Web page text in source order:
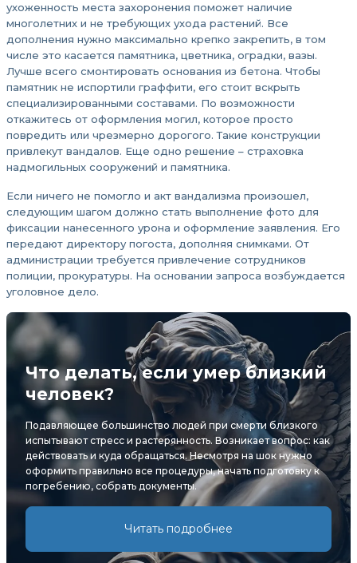
ухоженность места захоронения поможет наличие
многолетних и не требующих ухода растений. Все
дополнения нужно максимально крепко закрепить, в том
числе это касается памятника, цветника, оградки, вазы.
Лучше всего смонтировать основания из бетона. Чтобы
памятник не испортили граффити, его стоит вскрыть
специализированными составами. По возможности
откажитесь от оформления могил, которое просто
повредить или чрезмерно дорогого. Такие конструкции
привлекут вандалов. Еще одно решение – страховка
надмогильных сооружений и памятника.
Если ничего не помогло и акт вандализма произошел,
следующим шагом должно стать выполнение фото для
фиксации нанесенного урона и оформление заявления. Его
передают директору погоста, дополняя снимками. От
администрации требуется привлечение сотрудников
полиции, прокуратуры. На основании запроса возбуждается
уголовное дело.
Что делать, если умер близкий
человек?
Подавляющее большинство людей при смерти близкого
испытывают стресс и растерянность. Возникает вопрос: как
действовать и куда обращаться. Несмотря на шок нужно
оформить правильно все процедуры, начать подготовку к
погребению, собрать документы.
Читать подробнее